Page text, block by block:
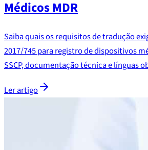
Médicos MDR
Saiba quais os requisitos de tradução
2017/745 para registro de dispositivos
SSCP, documentação técnica e línguas
Ler artigo